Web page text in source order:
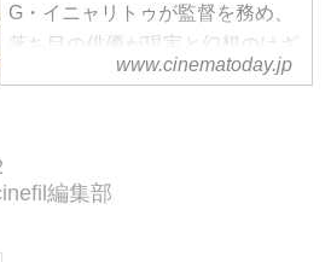
G・イニャリトゥが監督を務め、
落ち目の俳優が現実と幻想のはざ
まで追い込まれるさまを描いたブ
www.cinematoday.jp
編集部